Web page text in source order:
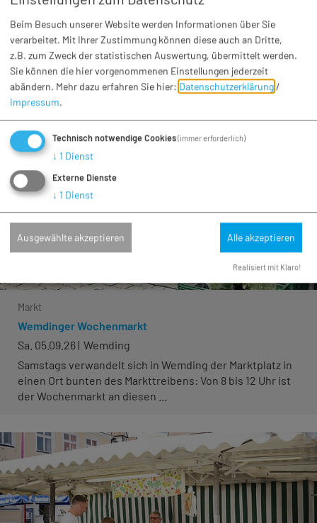
Uhr für musikalische Unterhaltung auf dem historischen
Marktplatz gesorgt. Mit ...
Markt
Wemdinger Wochenmarkt
Sa. 05.09.26 Wemding
Samstags verwandelt sich in Wemding der Marktplatz in
einen Ort bunten des Markttreibens: Von 8 bis 12 Uhr ist
der Wochenmarkt an diesen ...
Beim Besuch unserer Website werden Informationen über Sie
verarbeitet. Mit Ihrer Zustimmung können diese auch an Dritte,
z.B. zum Zweck der statistischen Auswertung, übermittelt werden.
Sie können die hier vorgenommenen Einstellungen jederzeit
abändern. Mehr dazu erfahren Sie hier: Datenschutzerklärung/
Impressum.
Technisch notwendige Cookies(immer erforderlich)
↓ 1 Dienst
Externe Dienste
↓ 1 Dienst
Ausgewählte akzeptieren Alle akzeptieren
Realisiert mit Klaro!